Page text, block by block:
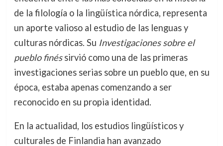
de la filología o la lingüística nórdica, representa
un aporte valioso al estudio de las lenguas y
culturas nórdicas. Su Investigaciones sobre el
pueblo finéssirvió como una de las primeras
investigaciones serias sobre un pueblo que, en su
época, estaba apenas comenzando a ser
reconocido en su propia identidad.
En la actualidad, los estudios lingüísticos y
culturales de Finlandia han avanzado